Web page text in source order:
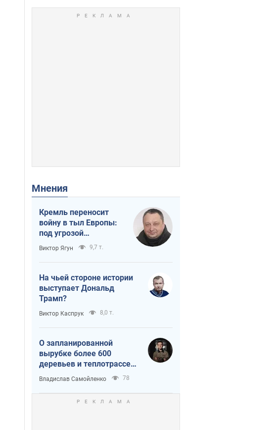
Мнения
Кремль переносит
войну в тыл Европы:
под угрозой
критическая
логистика
Виктор Ягун 9,7 т.
На чьей стороне истории
выступает Дональд
Трамп?
Виктор Каспрук 8,0 т.
О запланированной
вырубке более 600
деревьев и теплотрассе:
что происходит на
Теремках в Киеве
Владислав Самойленко 78